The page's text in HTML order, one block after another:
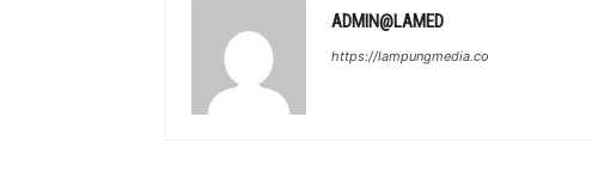
ADMIN@LAMED
https://lampungmedia.co